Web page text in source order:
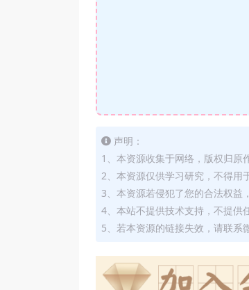
声明：
1、本资源收集于网络，版权归原
2、本资源仅供学习研究，不得用
3、本资源若侵犯了您的合法权益
4、本站不提供技术支持，不提供
5、若本资源的链接失效，请联系